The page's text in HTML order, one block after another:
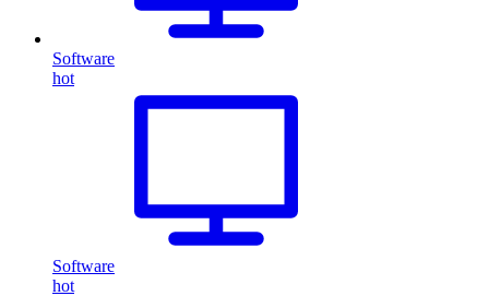
Software
hot
Software
hot